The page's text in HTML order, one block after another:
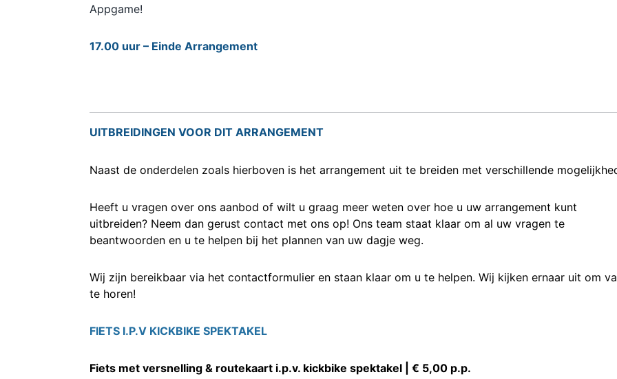
Appgame!
17.00 uur – Einde Arrangement
UITBREIDINGEN VOOR DIT ARRANGEMENT
Naast de onderdelen zoals hierboven is het arrangement uit te breiden met verschillende
Heeft u vragen over ons aanbod of wilt u graag meer weten over hoe u uw arrangement kunt
uitbreiden? Neem dan gerust contact met ons op! Ons team staat klaar om al uw vragen te
beantwoorden en u te helpen bij het plannen van uw dagje weg.
Wij zijn bereikbaar via het contactformulier en staan klaar om u te helpen. Wij kijken ernaar uit om
te horen!
FIETS I.P.V KICKBIKE SPEKTAKEL
Fiets met versnelling & routekaart i.p.v. kickbike spektakel | € 5,00 p.p.